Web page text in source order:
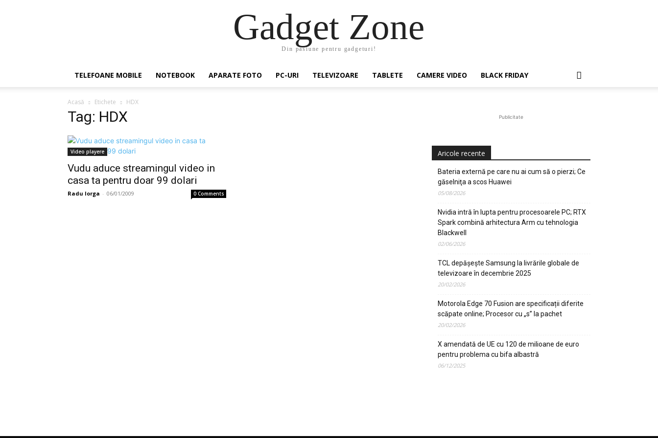
Gadget Zone
Din pasiune pentru gadgeturi!
TELEFOANE MOBILE NOTEBOOK APARATE FOTO PC-URI TELEVIZOARE TABLETE CAMERE VIDEO BLACK FRIDAY
Acasă Etichete HDX
Tag: HDX
Video playere
Vudu aduce streamingul video in
casa ta pentru doar 99 dolari
Radu Iorga - 06/01/2009 0 Comments
Publicitate
Aricole recente
Bateria externă pe care nu ai cum să o pierzi; Ce
găselniţa a scos Huawei
05/08/2026
Nvidia intră în lupta pentru procesoarele PC; RTX
Spark combină arhitectura Arm cu tehnologia
Blackwell
02/06/2026
TCL depășește Samsung la livrările globale de
televizoare în decembrie 2025
20/02/2026
Motorola Edge 70 Fusion are specificații diferite
scăpate online; Procesor cu „s” la pachet
20/02/2026
X amendată de UE cu 120 de milioane de euro
pentru problema cu bifa albastră
06/12/2025